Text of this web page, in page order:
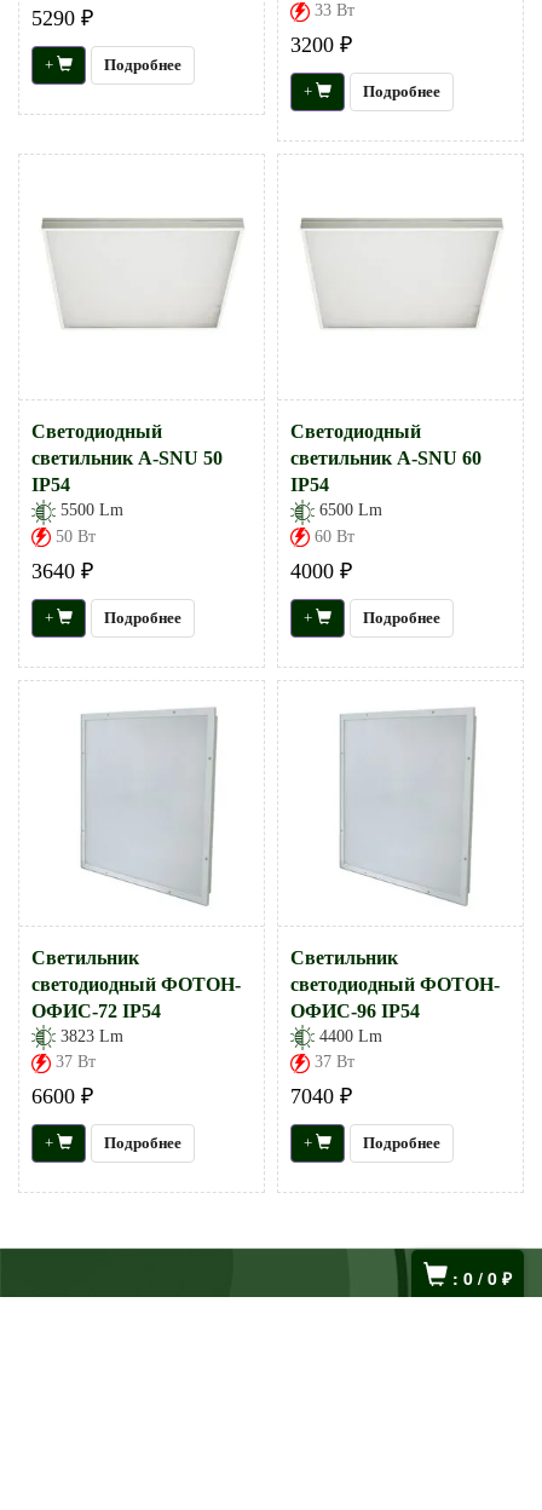
: 0 / 0 ₽
5290 ₽
+ Подробнее
33 Вт
3200 ₽
+ Подробнее
Светодиодный
светильник А-SNU 50
IP54
5500 Lm
50 Вт
3640 ₽
+ Подробнее
Светодиодный
светильник А-SNU 60
IP54
6500 Lm
60 Вт
4000 ₽
+ Подробнее
Светильник
светодиодный ФОТОН-
ОФИС-72 IP54
3823 Lm
37 Вт
6600 ₽
+ Подробнее
Светильник
светодиодный ФОТОН-
ОФИС-96 IP54
4400 Lm
37 Вт
7040 ₽
+ Подробнее